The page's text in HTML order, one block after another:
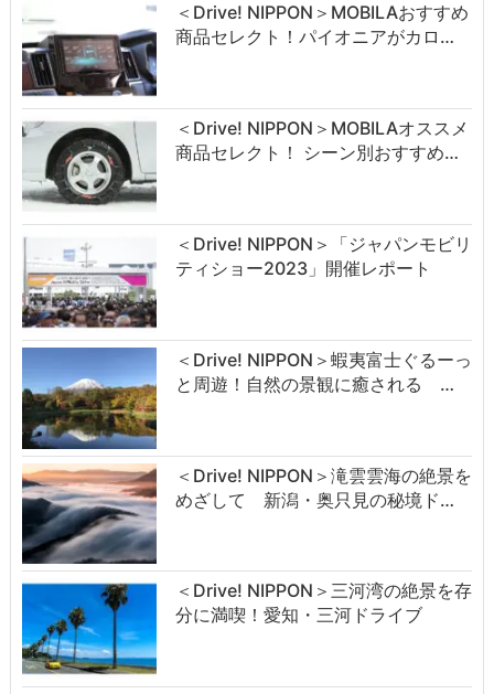
＜Drive! NIPPON＞MOBILAおすすめ
商品セレクト！パイオニアがカロ…
＜Drive! NIPPON＞MOBILAオススメ
商品セレクト！ シーン別おすすめ…
＜Drive! NIPPON＞「ジャパンモビリ
ティショー2023」開催レポート
＜Drive! NIPPON＞蝦夷富士ぐるーっ
と周遊！自然の景観に癒される …
＜Drive! NIPPON＞滝雲雲海の絶景を
めざして 新潟・奥只見の秘境ド…
＜Drive! NIPPON＞三河湾の絶景を存
分に満喫！愛知・三河ドライブ